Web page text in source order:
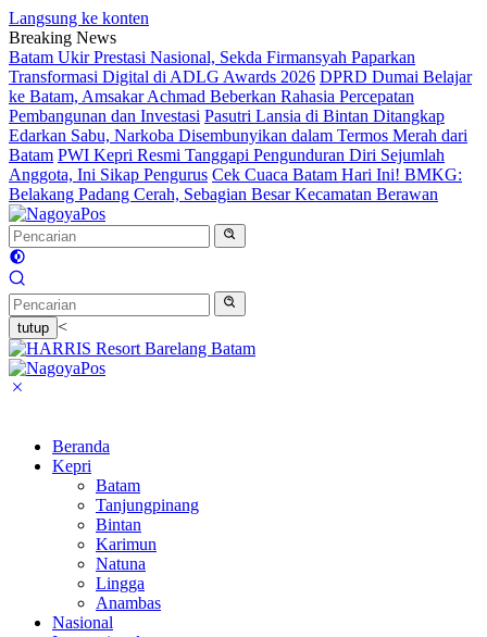
Langsung ke konten
Breaking News
Batam Ukir Prestasi Nasional, Sekda Firmansyah Paparkan
Transformasi Digital di ADLG Awards 2026 DPRD Dumai Belajar
ke Batam, Amsakar Achmad Beberkan Rahasia Percepatan
Pembangunan dan Investasi Pasutri Lansia di Bintan Ditangkap
Edarkan Sabu, Narkoba Disembunyikan dalam Termos Merah dari
Batam PWI Kepri Resmi Tanggapi Pengunduran Diri Sejumlah
Anggota, Ini Sikap Pengurus Cek Cuaca Batam Hari Ini! BMKG:
Belakang Padang Cerah, Sebagian Besar Kecamatan Berawan
tutup <
Beranda
Kepri
Batam
Tanjungpinang
Bintan
Karimun
Natuna
Lingga
Anambas
Nasional